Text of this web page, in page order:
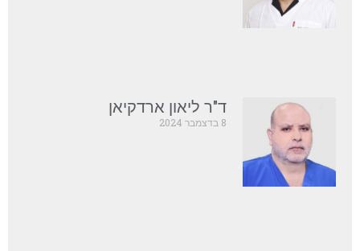
ד"ר ליאון ארדקיאן
8 בדצמבר 2024